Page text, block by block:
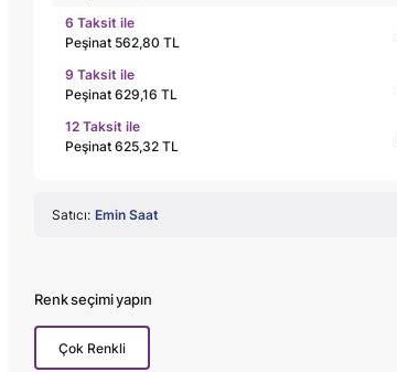
6 Taksit ile
Peşinat 562,80 TL
9 Taksit ile
Peşinat 629,16 TL
12 Taksit ile
Peşinat 625,32 TL
Satıcı: Emin Saat
Renk seçimi yapın
Çok Renkli